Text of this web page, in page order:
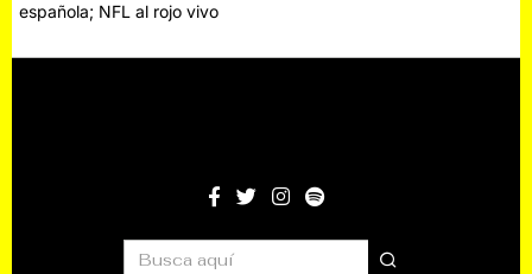
de
entradas
española; NFL al rojo vivo